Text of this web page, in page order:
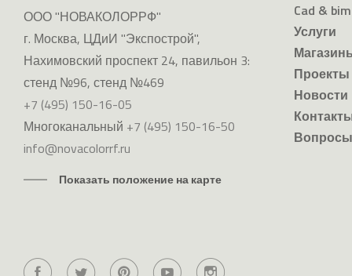
ООО "НОВАКОЛОРРФ"
г. Москва, ЦДиИ "Экспострой",
Нахимовский проспект 24, павильон 3:
стенд №96, стенд №469
+7 (495) 150-16-05
Многоканальный +7 (495) 150-16-50
info@novacolorrf.ru
Показать положение на карте
cad & bim
услуги
проекты
новости